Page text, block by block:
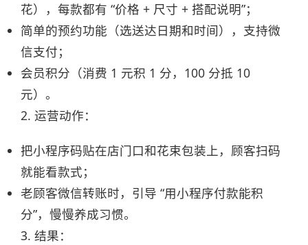
花），每款都有 “价格 + 尺寸 + 搭配说明”；​
简单的预约功能（选送达日期和时间），支持微
信支付；​
会员积分（消费 1 元积 1 分，100 分抵 10
元）。​
2. 运营动作：​
把小程序码贴在店门口和花束包装上，顾客扫码
就能看款式；​
老顾客微信转账时，引导 “用小程序付款能积
分”，慢慢养成习惯。​
3. 结果：​